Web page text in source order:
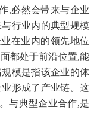
,必然会带来与企业
行业内的典型规模
在业内的领先地位
都处于前沿位置,能
模是指该企业的体
形成了产业链。这
与典型企业合作,是